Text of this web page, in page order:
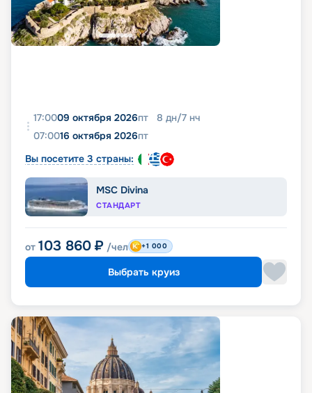
17:0009 октября 2026пт 8 дн/7 нч
07:0016 октября 2026пт
Вы посетите 3 страны:
MSC Divina
СТАНДАРТ
от 103 860 ₽ /чел +1 000
Выбрать круиз